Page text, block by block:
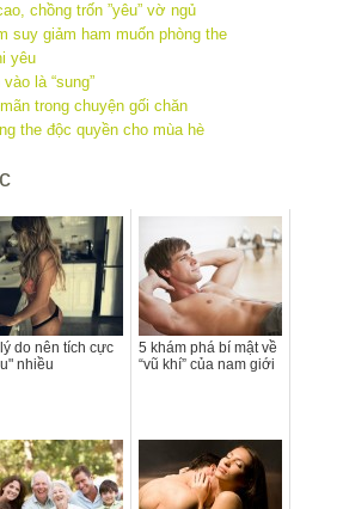
chồng trốn ”yêu” vờ ngủ
suy giảm ham muốn phòng the
yêu
là “sung”
trong chuyện gối chăn
the độc quyền cho mùa hè
do nên tích cực
nhiều
5 khám phá bí mật về
“vũ khí” của nam giới